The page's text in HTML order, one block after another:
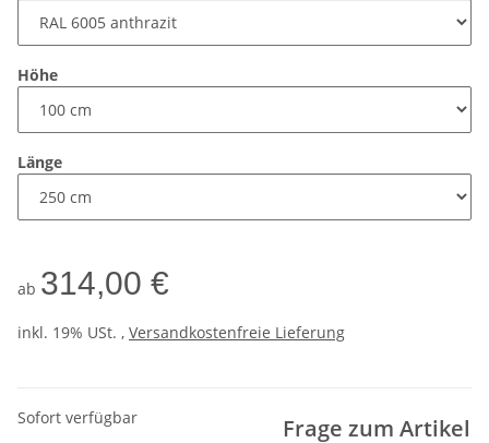
Höhe
Länge
ab 314,00 €
inkl. 19% USt. , Versandkostenfreie Lieferung
Sofort verfügbar Frage zum Artikel